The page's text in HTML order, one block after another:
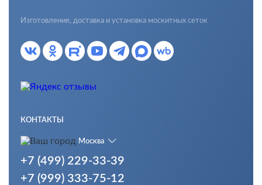
Изготовление, доставка и установка москитных сеток
КОНТАКТЫ
Москва
+7 (499) 229-33-39
+7 (999) 333-75-12